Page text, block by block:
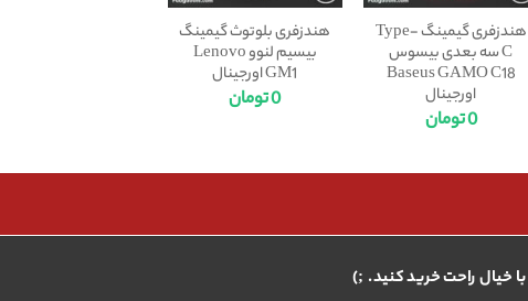
هندزفری گیمینگ Type-
C سه بعدی بیسوس
Baseus GAMO C18
اورجینال
0تومان
هندزفری بلوتوث گیمینگ
بیسیم لنوو Lenovo
GM1 اورجینال
0تومان
با خیال راحت خرید کنید. ;)